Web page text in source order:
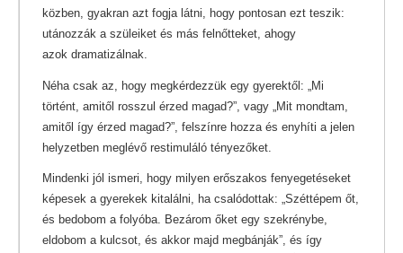
közben, gyakran azt fogja látni, hogy pontosan ezt teszik:
utánozzák a szüleiket és más felnőtteket, ahogy
azok dramatizálnak.
Néha csak az, hogy megkérdezzük egy gyerektől: „Mi
történt, amitől rosszul érzed magad?”, vagy „Mit mondtam,
amitől így érzed magad?”, felszínre hozza és enyhíti a jelen
helyzetben meglévő restimuláló tényezőket.
Mindenki jól ismeri, hogy milyen erőszakos fenyegetéseket
képesek a gyerekek kitalálni, ha csalódottak: „Széttépem őt,
és bedobom a folyóba. Bezárom őket egy szekrénybe,
eldobom a kulcsot, és akkor majd megbánják”, és így